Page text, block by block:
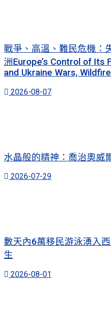
戰爭、高溫、難民危機：
洲Europe’s Control of Its
and Ukraine Wars,
2026-08-07
水晶般的精神：喬治奧威
2026-07-29
數天內6萬移民游泳湧入
生
2026-08-01